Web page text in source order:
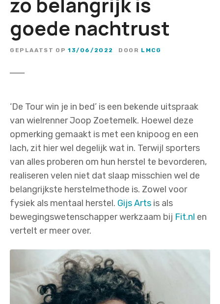
goede nachtrust
GEPLAATST OP 13/06/2022 DOOR LMCG
‘De Tour win je in bed’ is een bekende uitspraak
van wielrenner Joop Zoetemelk. Hoewel deze
opmerking gemaakt is met een knipoog en een
lach, zit hier wel degelijk wat in. Terwijl sporters
van alles proberen om hun herstel te bevorderen,
realiseren velen niet dat slaap misschien wel de
belangrijkste herstelmethode is. Zowel voor
fysiek als mentaal herstel. Gijs Arts is als
bewegingswetenschapper werkzaam bij Fit.nl en
vertelt er meer over.